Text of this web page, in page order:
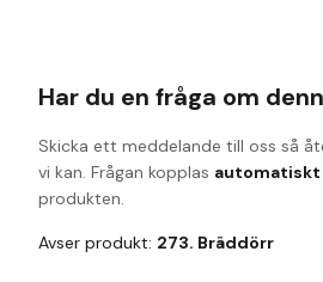
Har du en fråga om
Skicka ett meddelande till oss så
vi kan. Frågan kopplas automatiskt
produkten.
Avser produkt: 273. Bräddörr